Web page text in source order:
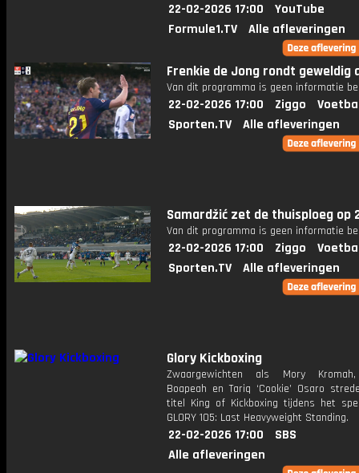
22-02-2026 17:00
YouTube
Formule1.TV
Alle afleveringen
Frenkie de Jong rondt geweldig
Van dit programma is geen informatie
22-02-2026 17:00 Ziggo
Sporten.TV
Alle afleveringen
Samardžić zet de thuisploeg op
Van dit programma is geen informatie
22-02-2026 17:00 Ziggo
Sporten.TV
Alle afleveringen
Glory Kickboxing
Zwaargewichten als Mory
Boapeah en Tariq ‘Cookie’ Osaro
titel King of Kickboxing tijdens het
GLORY 105: Last Heavyweight Standing.
22-02-2026 17:00
SBS
Alle afleveringen